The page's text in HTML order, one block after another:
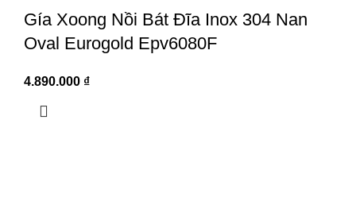
Gía Xoong Nồi Bát Đĩa Inox 304 Nan
Oval Eurogold Epv6080F
4.890.000 ₫